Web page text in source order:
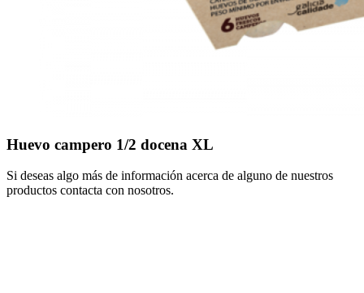
Huevo campero 1/2 docena XL
Si deseas algo más de información acerca de alguno de nuestros
productos contacta con nosotros.